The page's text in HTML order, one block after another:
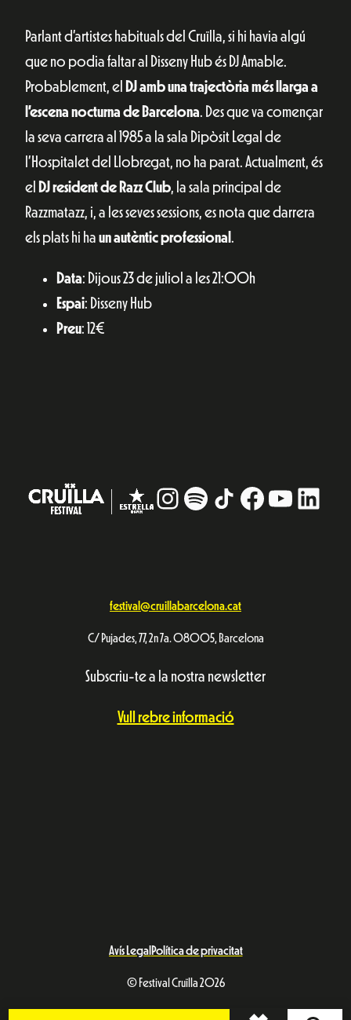
Parlant d’artistes habituals del Cruïlla, si hi havia algú
que no podia faltar al Disseny Hub és DJ Amable.
Probablement, el DJ amb una trajectòria més llarga a
l’escena nocturna de Barcelona. Des que va començar
la seva carrera al 1985 a la sala Dipòsit Legal de
l’Hospitalet del Llobregat, no ha parat. Actualment, és
el DJ resident de Razz Club, la sala principal de
Razzmatazz, i, a les seves sessions, es nota que darrera
els plats hi ha un autèntic professional .
Data: Dijous 23 de juliol a les 21:00h
Espai: Disseny Hub
Preu: 12€
Instagram
# TikTokFacebook
festival@cruillabarcelona.cat
C/ Pujades, 77, 2n 7a. 08005, Barcelona
Subscriu-te a la nostra newsletter
Vull rebre informació
Avís Legal Política de privacitat
© Festival Cruïlla 2026